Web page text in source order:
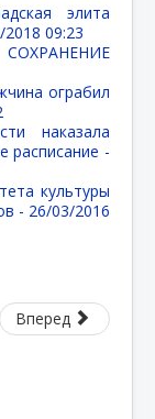
элита
09:23
СОХРАНЕНИЕ
ограбил
наказала
расписание -
культуры
- 26/03/2016
Вперед